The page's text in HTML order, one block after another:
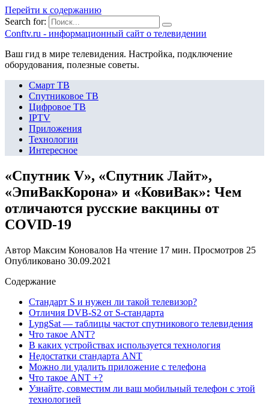
Перейти к содержанию
Search for:
Сonftv.ru - информационный сайт о телевидении
Ваш гид в мире телевидения. Настройка, подключение
оборудования, полезные советы.
Смарт ТВ
Спутниковое ТВ
Цифровое ТВ
IPTV
Приложения
Технологии
Интересное
«Спутник V», «Спутник Лайт»,
«ЭпиВакКорона» и «КовиВак»: Чем
отличаются русские вакцины от
COVID-19
Автор Максим Коновалов На чтение 17 мин. Просмотров 25
Опубликовано 30.09.2021
Содержание
Стандарт S и нужен ли такой телевизор?
Отличия DVB-S2 от S-стандарта
LyngSat — таблицы частот спутникового телевидения
Что такое ANT?
В каких устройствах используется технология
Недостатки стандарта ANT
Можно ли удалить приложение с телефона
Что такое ANT +?
Узнайте, совместим ли ваш мобильный телефон с этой
технологией